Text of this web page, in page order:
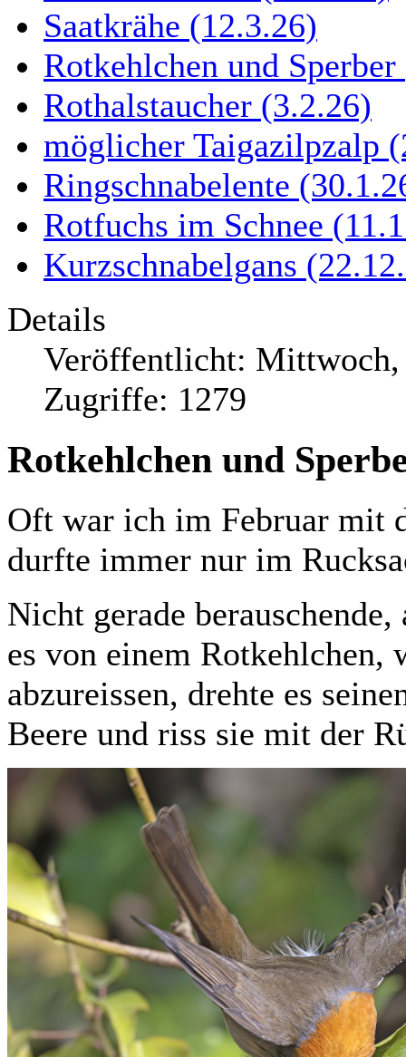
Saatkrähe (12.3.26)
Rotkehlchen und
Rothalstaucher (3.2.26)
möglicher Taigazilpzalp
Ringschnabelente
Rotfuchs im Schnee
Kurzschnabelgans
Details
Veröffentlicht: Mittwoch,
Zugriffe: 1279
Rotkehlchen und
Oft war ich im Februar mit
durfte immer nur im
Nicht gerade
es von einem Rotkehlchen,
abzureissen, drehte es
Beere und riss sie mit der